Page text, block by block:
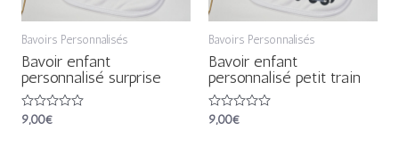
Bavoirs Personnalisés
Bavoir enfant
personnalisé surprise
Note
9,00€
Bavoirs Personnalisés
Bavoir enfant
personnalisé petit train
Note
9,00€